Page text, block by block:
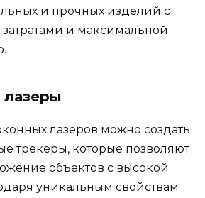
и прочных изделий с
и максимальной
лазеров можно создать
трекеры, которые позволяют
объектов с высокой
уникальным свойствам